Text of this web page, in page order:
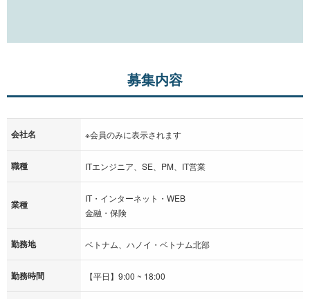
募集内容
会社名 ※会員のみに表示されます
職種 ITエンジニア、SE、PM、IT営業
業種
IT・インターネット・WEB
金融・保険
勤務地 ベトナム、ハノイ・ベトナム北部
勤務時間 【平日】9:00 ~ 18:00